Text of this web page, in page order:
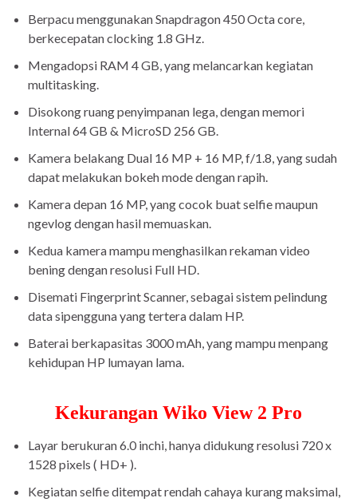
Berpacu menggunakan Snapdragon 450 Octa core,
berkecepatan clocking 1.8 GHz.
Mengadopsi RAM 4 GB, yang melancarkan kegiatan
multitasking.
Disokong ruang penyimpanan lega, dengan memori
Internal 64 GB & MicroSD 256 GB.
Kamera belakang Dual 16 MP + 16 MP, f/1.8, yang sudah
dapat melakukan bokeh mode dengan rapih.
Kamera depan 16 MP, yang cocok buat selfie maupun
ngevlog dengan hasil memuaskan.
Kedua kamera mampu menghasilkan rekaman video
bening dengan resolusi Full HD.
Disemati Fingerprint Scanner, sebagai sistem pelindung
data sipengguna yang tertera dalam HP.
Baterai berkapasitas 3000 mAh, yang mampu menpang
kehidupan HP lumayan lama.
Kekurangan Wiko View 2 Pro
Layar berukuran 6.0 inchi, hanya didukung resolusi 720 x
1528 pixels ( HD+ ).
Kegiatan selfie ditempat rendah cahaya kurang maksimal,